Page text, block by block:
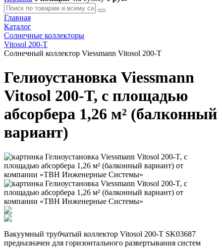
Главная
Каталог
Солнечные коллекторы
Vitosol 200-T
Солнечный коллектор Viessmann Vitosol 200-T
Гелиоустановка Viessmann
Vitosol 200-T, с площадью
абсорбера 1,26 м² (балконный
вариант)
Вакуумный трубчатый коллектор Vitosol 200-T SK03687
предназначен для горизонтального развертывания систем